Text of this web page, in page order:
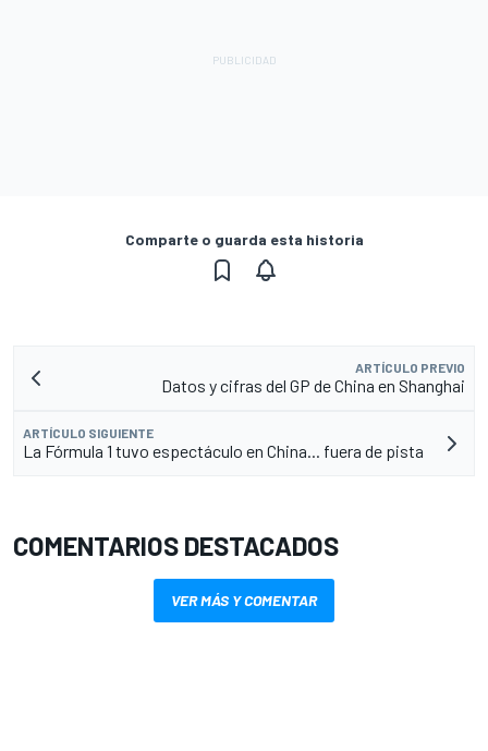
Comparte o guarda esta historia
ARTÍCULO PREVIO
Datos y cifras del GP de China en Shanghai
ARTÍCULO SIGUIENTE
La Fórmula 1 tuvo espectáculo en China... fuera de pista
COMENTARIOS DESTACADOS
VER MÁS Y COMENTAR